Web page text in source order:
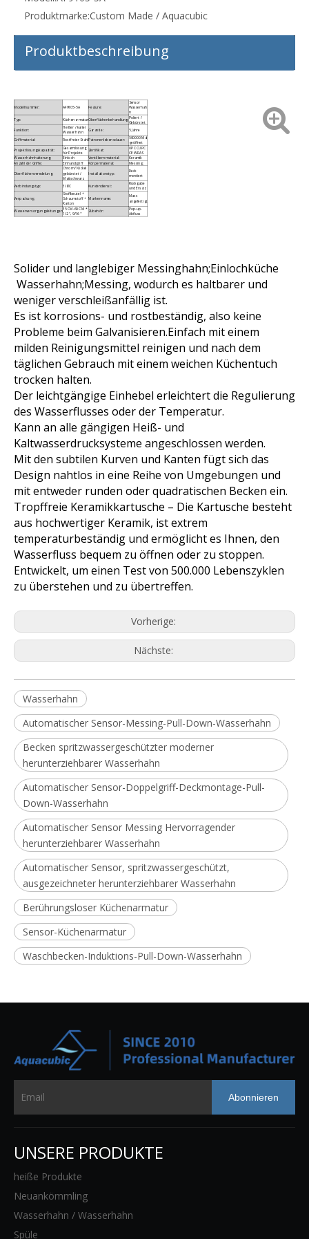
Produktmarke:Custom Made / Aquacubic
Produktbeschreibung
Modellnummer: AF9105-5A Feature:
Sensor
Wasserhah
n
Typ:
KüchenarmaturOberflächenbehandlung:
Poliert /
Gebürstet
Funktion:
Heißer / kalter
Wasserhahn
Garantie: 5 Jahre
Griffmaterial: Rostfreier Stahl Patronenlebensdauer:
500000 Mal
geöffnet
Projektlösungskapazität: Gesamtlösung
für Projekte
Zertifikat: UPC CUPC
CE WRAS
Wasserhahnhalterung: Einloch Ventilkernmaterial:
Keramik
Anzahl der Griffe:
Einhandgriff Körpermaterial: Messing
Oberflächenveredelung:
Chrom / Nickel
gebürstet /
Mattschwarz
Installationstyp:
Deck
montiert
Verbindungstyp: 3/8'C Kundendienst:
Rückgabe
und Ersatz
Verpackung:
Stoffbeutel +
Schaumstoff +
Karton
Markenname:
Mass
angefertigt
Wasserversorgungsleitungen35 CM-60 CM *
1/2 '', 9/16 ''
Zubehör:
Pop-up-
Abfluss
Solider und langlebiger Messinghahn;Einlochküche
Wasserhahn;Messing, wodurch es haltbarer und
weniger verschleißanfällig ist.
Es ist korrosions- und rostbeständig, also keine
Probleme beim Galvanisieren.Einfach mit einem
milden Reinigungsmittel reinigen und nach dem
täglichen Gebrauch mit einem weichen Küchentuch
trocken halten.
Der leichtgängige Einhebel erleichtert die Regulierung
des Wasserflusses oder der Temperatur.
Kann an alle gängigen Heiß- und
Kaltwasserdrucksysteme angeschlossen werden.
Mit den subtilen Kurven und Kanten fügt sich das
Design nahtlos in eine Reihe von Umgebungen und
mit entweder runden oder quadratischen Becken ein.
Tropffreie Keramikkartusche – Die Kartusche besteht
aus hochwertiger Keramik, ist extrem
temperaturbeständig und ermöglicht es Ihnen, den
Wasserfluss bequem zu öffnen oder zu stoppen.
Entwickelt, um einen Test von 500.000 Lebenszyklen
zu überstehen und zu übertreffen.
Vorherige:
Nächste:
Wasserhahn
Automatischer Sensor-Messing-Pull-Down-Wasserhahn
Becken spritzwassergeschützter moderner
herunterziehbarer Wasserhahn
Automatischer Sensor-Doppelgriff-Deckmontage-Pull-
Down-Wasserhahn
Automatischer Sensor Messing Hervorragender
herunterziehbarer Wasserhahn
Automatischer Sensor, spritzwassergeschützt,
ausgezeichneter herunterziehbarer Wasserhahn
Berührungsloser Küchenarmatur
Sensor-Küchenarmatur
Waschbecken-Induktions-Pull-Down-Wasserhahn
Abonnieren
UNSERE PRODUKTE
heiße Produkte
Neuankömmling
Wasserhahn / Wasserhahn
Spüle